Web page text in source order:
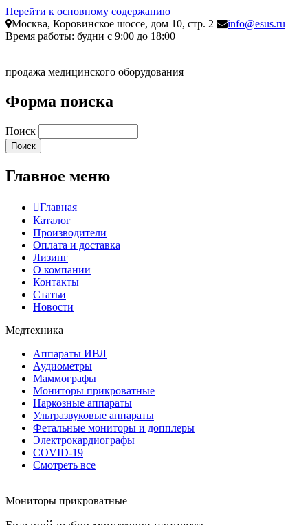
Перейти к основному содержанию
Москва, Коровинское шоссе, дом 10, стр. 2
info@esus.ru
Время работы: будни с 9:00 до 18:00
продажа медицинского оборудования
Форма поиска
Поиск
Главное меню
Главная
Каталог
Производители
Оплата и доставка
Лизинг
О компании
Контакты
Статьи
Новости
Медтехника
Аппараты ИВЛ
Аудиометры
Маммографы
Мониторы прикроватные
Наркозные аппараты
Ультразвуковые аппараты
Фетальные мониторы и допплеры
Электрокардиографы
COVID-19
Смотреть все
Мониторы прикроватные